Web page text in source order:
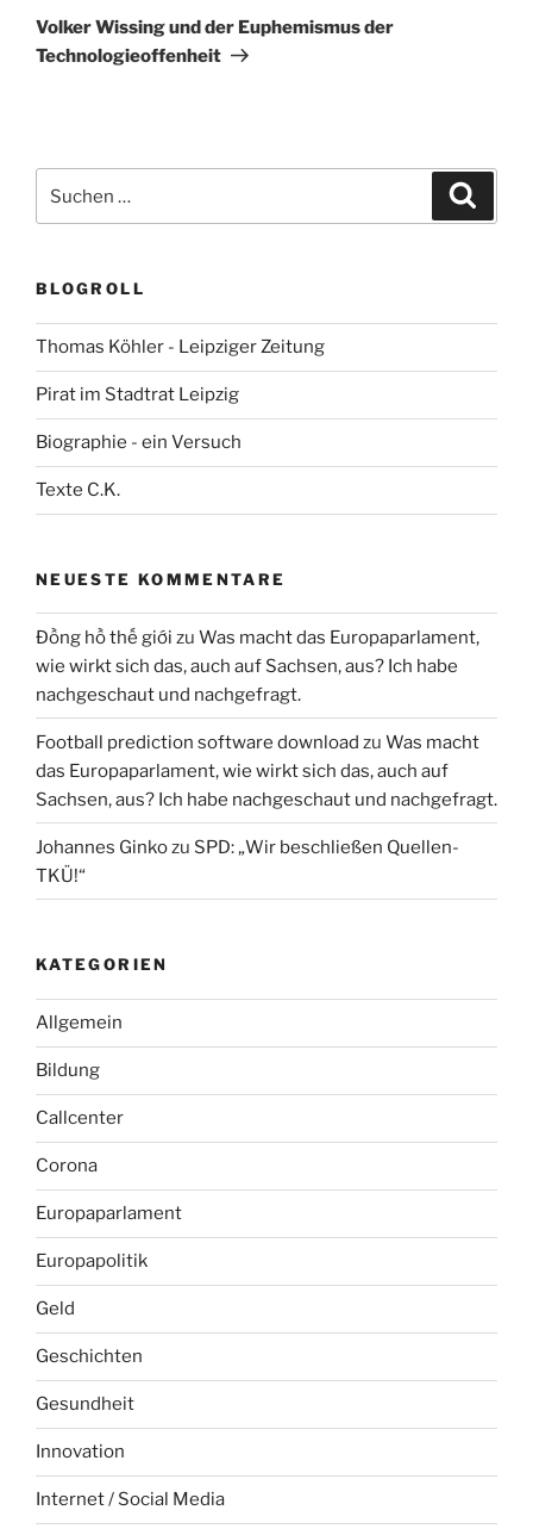
Beitrag
Volker Wissing und der Euphemismus der
Technologieoffenheit
nach:
BLOGROLL
Thomas Köhler - Leipziger Zeitung
Pirat im Stadtrat Leipzig
Biographie - ein Versuch
Texte C.K.
NEUESTE KOMMENTARE
Đồng hồ thế giới zu Was macht das Europaparlament,
wie wirkt sich das, auch auf Sachsen, aus? Ich habe
nachgeschaut und nachgefragt.
Football prediction software download zu Was macht
das Europaparlament, wie wirkt sich das, auch auf
Sachsen, aus? Ich habe nachgeschaut und nachgefragt.
Johannes Ginkozu SPD: „Wir beschließen Quellen-
TKÜ!“
KATEGORIEN
Allgemein
Bildung
Callcenter
Corona
Europaparlament
Europapolitik
Geld
Geschichten
Gesundheit
Innovation
Internet / Social Media